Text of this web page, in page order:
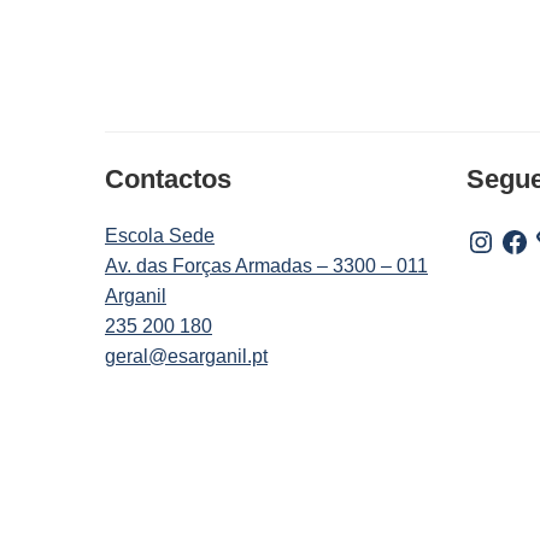
Contactos
Escola Sede
Av. das Forças Armadas – 3300 – 011
Arganil
235 200 180
geral@esarganil.pt